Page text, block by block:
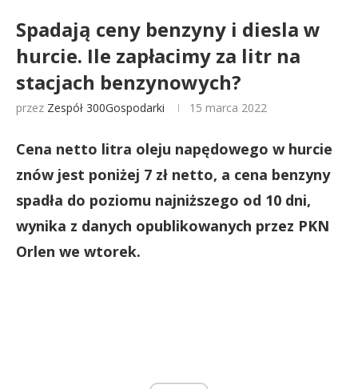
Spadają ceny benzyny i diesla w
hurcie. Ile zapłacimy za litr na
stacjach benzynowych?
przez Zespół 300Gospodarki 15 marca 2022
Cena netto litra oleju napędowego w hurcie
znów jest poniżej 7 zł netto, a cena benzyny
spadła do poziomu najniższego od 10 dni,
wynika z danych opublikowanych przez PKN
Orlen we wtorek.